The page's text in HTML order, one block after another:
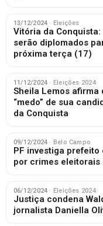
13/12/2024 · Eleições
Vitória da
serão diplomados
próxima terça (17)
11/12/2024 · Eleições 2024
Sheila Lemos afirma
“medo” de sua
da Conquista
09/12/2024 · Belo Campo
PF investiga prefeito
por crimes eleitorais
06/12/2024 · Eleições 2024
Justiça condena
jornalista Daniella